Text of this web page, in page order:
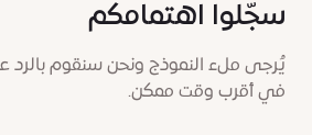
سجّلوا اهتمامكم
يُرجى ملء النموذج ونحن سنقوم
في أقرب وقت ممكن.